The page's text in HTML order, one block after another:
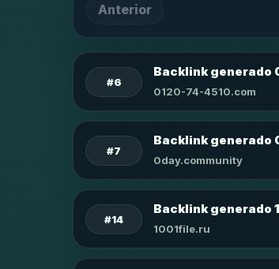
Anterior
#6
Backlink generado
0120-74-4510.com
#7
Backlink generado
0day.community
#14
Backlink generado
1001file.ru